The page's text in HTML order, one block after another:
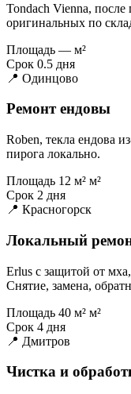
Tondach Vienna,
оригинальных по
Площадь — м²
Срок 0.5 дня
📍 Одинцово
Ремонт ендовы
Roben, текла ендова
пирога локально.
Площадь 12 м² м²
Срок 2 дня
📍 Красногорск
Локальный
Erlus с защитой от
Снятие, замена,
Площадь 40 м² м²
Срок 4 дня
📍 Дмитров
Чистка и